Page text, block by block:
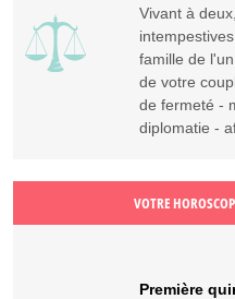
Vivant à
famille de
de votre
de fermeté -
diplomatie -
VOTRE
Première